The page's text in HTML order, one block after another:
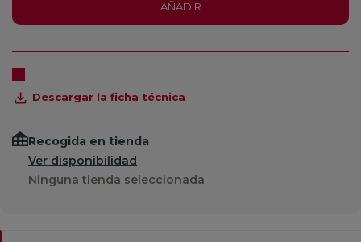
AÑADIR
Descargar la ficha técnica
Recogida en tienda
Ver disponibilidad
Ninguna tienda seleccionada